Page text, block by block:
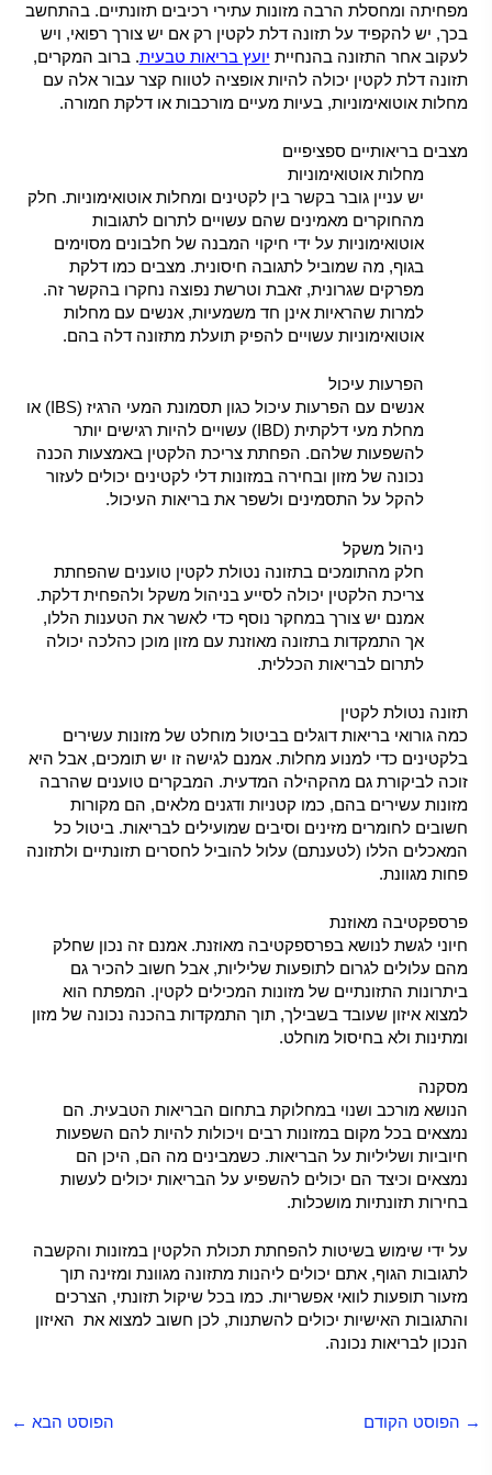
מפחיתה ומחסלת הרבה מזונות עתירי רכיבים תזונתיים. בהתחשב
בכך, יש להקפיד על תזונה דלת לקטין רק אם יש צורך רפואי, ויש
לעקוב אחר התזונה בהנחיית יועץ בריאות טבעית. ברוב המקרים,
תזונה דלת לקטין יכולה להיות אופציה לטווח קצר עבור אלה עם
מחלות אוטואימוניות, בעיות מעיים מורכבות או דלקת חמורה.
מצבים בריאותיים ספציפיים
מחלות אוטואימוניות
יש עניין גובר בקשר בין לקטינים ומחלות אוטואימוניות. חלק
מהחוקרים מאמינים שהם עשויים לתרום לתגובות
אוטואימוניות על ידי חיקוי המבנה של חלבונים מסוימים
בגוף, מה שמוביל לתגובה חיסונית. מצבים כמו דלקת
מפרקים שגרונית, זאבת וטרשת נפוצה נחקרו בהקשר זה.
למרות שהראיות אינן חד משמעיות, אנשים עם מחלות
אוטואימוניות עשויים להפיק תועלת מתזונה דלה בהם.
הפרעות עיכול
אנשים עם הפרעות עיכול כגון תסמונת המעי הרגיז (IBS) או
מחלת מעי דלקתית (IBD) עשויים להיות רגישים יותר
להשפעות שלהם. הפחתת צריכת הלקטין באמצעות הכנה
נכונה של מזון ובחירה במזונות דלי לקטינים יכולים לעזור
להקל על התסמינים ולשפר את בריאות העיכול.
ניהול משקל
חלק מהתומכים בתזונה נטולת לקטין טוענים שהפחתת
צריכת הלקטין יכולה לסייע בניהול משקל ולהפחית דלקת.
אמנם יש צורך במחקר נוסף כדי לאשר את הטענות הללו,
אך התמקדות בתזונה מאוזנת עם מזון מוכן כהלכה יכולה
לתרום לבריאות הכללית.
תזונה נטולת לקטין
כמה גורואי בריאות דוגלים בביטול מוחלט של מזונות עשירים
בלקטינים כדי למנוע מחלות. אמנם לגישה זו יש תומכים, אבל היא
זוכה לביקורת גם מהקהילה המדעית. המבקרים טוענים שהרבה
מזונות עשירים בהם, כמו קטניות ודגנים מלאים, הם מקורות
חשובים לחומרים מזינים וסיבים שמועילים לבריאות. ביטול כל
המאכלים הללו (לטענתם) עלול להוביל לחסרים תזונתיים ולתזונה
פחות מגוונת.
פרספקטיבה מאוזנת
חיוני לגשת לנושא בפרספקטיבה מאוזנת. אמנם זה נכון שחלק
מהם עלולים לגרום לתופעות שליליות, אבל חשוב להכיר גם
ביתרונות התזונתיים של מזונות המכילים לקטין. המפתח הוא
למצוא איזון שעובד בשבילך, תוך התמקדות בהכנה נכונה של מזון
ומתינות ולא בחיסול מוחלט.
מסקנה
הנושא מורכב ושנוי במחלוקת בתחום הבריאות הטבעית. הם
נמצאים בכל מקום במזונות רבים ויכולות להיות להם השפעות
חיוביות ושליליות על הבריאות. כשמבינים מה הם, היכן הם
נמצאים וכיצד הם יכולים להשפיע על הבריאות יכולים לעשות
בחירות תזונתיות מושכלות.
על ידי שימוש בשיטות להפחתת תכולת הלקטין במזונות והקשבה
לתגובות הגוף, אתם יכולים ליהנות מתזונה מגוונת ומזינה תוך
מזעור תופעות לוואי אפשריות. כמו בכל שיקול תזונתי, הצרכים
והתגובות האישיות יכולים להשתנות, לכן חשוב למצוא את האיזון
הנכון לבריאות נכונה.
→ הפוסט הקודם הפוסט הבא ←